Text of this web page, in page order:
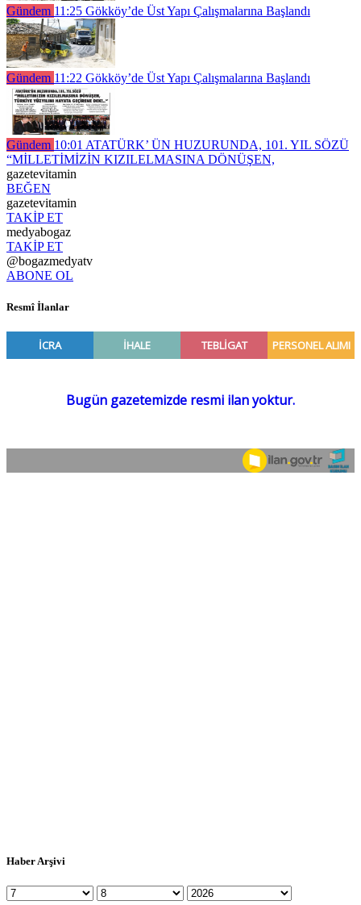
Gündem 11:25 Gökköy’de Üst Yapı Çalışmalarına Başlandı
Gündem 11:22 Gökköy’de Üst Yapı Çalışmalarına Başlandı
Gündem 10:01 ATATÜRK’ ÜN HUZURUNDA, 101. YIL SÖZÜ
“MİLLETİMİZİN KIZILELMASINA DÖNÜŞEN,
gazetevitamin
BEĞEN
gazetevitamin
TAKİP ET
medyabogaz
TAKİP ET
@bogazmedyatv
ABONE OL
Resmî İlanlar
Haber Arşivi